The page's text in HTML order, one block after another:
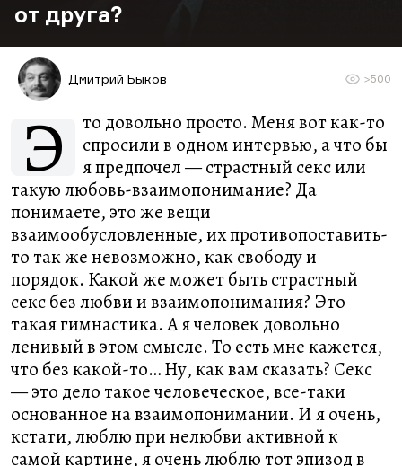
от друга?
Дмитрий Быков >500
Э
то довольно просто. Меня вот как-то
спросили в одном интервью, а что бы
я предпочел — страстный секс или
такую любовь-взаимопонимание? Да
понимаете, это же вещи
взаимообусловленные, их противопоставить-
то так же невозможно, как свободу и
порядок. Какой же может быть страстный
секс без любви и взаимопонимания? Это
такая гимнастика. А я человек довольно
ленивый в этом смысле. То есть мне кажется,
что без какой-то… Ну, как вам сказать? Секс
— это дело такое человеческое, все-таки
основанное на взаимопонимании. И я очень,
кстати, люблю при нелюбви активной к
самой картине, я очень люблю тот эпизод в